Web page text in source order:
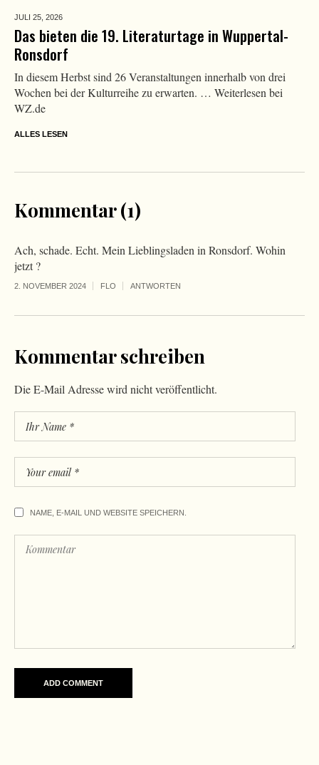
JULI 25, 2026
Das bieten die 19. Literaturtage in Wuppertal-
Ronsdorf
In diesem Herbst sind 26 Veranstaltungen innerhalb von drei
Wochen bei der Kulturreihe zu erwarten. … Weiterlesen bei
WZ.de
ALLES LESEN
Kommentar (1)
Ach, schade. Echt. Mein Lieblingsladen in Ronsdorf. Wohin
jetzt ?
2. NOVEMBER 2024 FLO ANTWORTEN
Kommentar schreiben
Die E-Mail Adresse wird nicht veröffentlicht.
NAME, E-MAIL UND WEBSITE SPEICHERN.